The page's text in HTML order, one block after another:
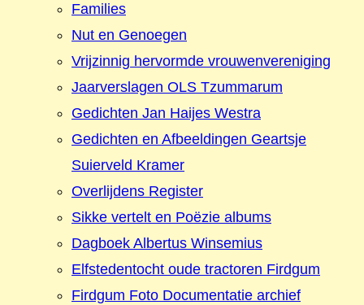
Families
Nut en Genoegen
Vrijzinnig hervormde vrouwenvereniging
Jaarverslagen OLS Tzummarum
Gedichten Jan Haijes Westra
Gedichten en Afbeeldingen Geartsje
Suierveld Kramer
Overlijdens Register
Sikke vertelt en Poëzie albums
Dagboek Albertus Winsemius
Elfstedentocht oude tractoren Firdgum
Firdgum Foto Documentatie archief